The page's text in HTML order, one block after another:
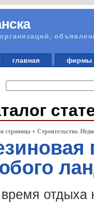
главная
страница Строительство.
отдыха